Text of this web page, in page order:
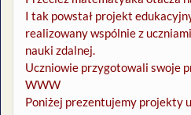
I tak powstał projekt
realizowany wspólnie z
nauki zdalnej.
Uczniowie przygotowali swoje
WWW
Poniżej prezentujemy projekty